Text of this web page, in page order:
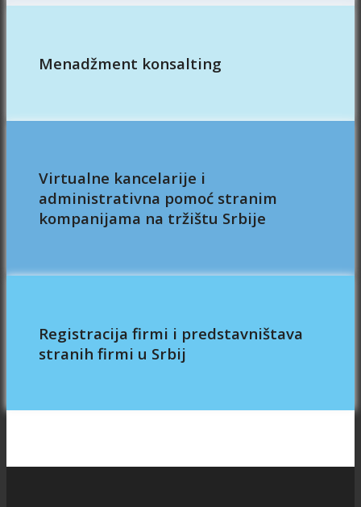
Menadžment konsalting
Virtualne kancelarije i
administrativna pomoć stranim
kompanijama na tržištu Srbije
Registracija firmi i predstavništava
stranih firmi u Srbij